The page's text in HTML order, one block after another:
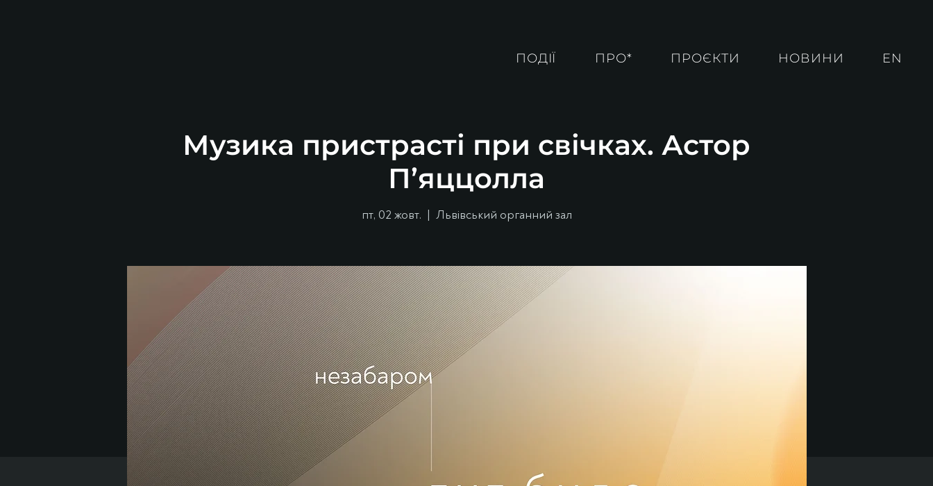
ПОДІЇ ПРО* ПРОЄКТИ НОВИНИ EN
Музика пристрасті при свічках. Астор
П’яццолла
пт, 02 жовт.
  |
Львівський органний зал